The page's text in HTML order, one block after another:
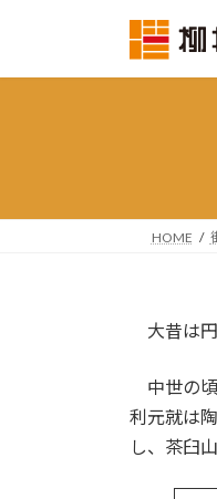
ッ
移
HOME
大昔は円
中世の頃
利元就は
し、茶臼